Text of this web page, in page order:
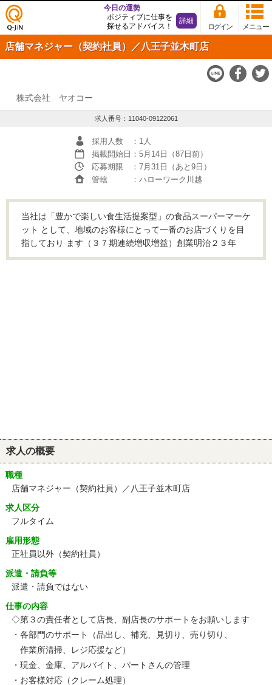
仕事
探し
の求
Q-JiN
メニュー
ログイン
今日の運勢
ポジティブに仕事を
探せるアドバイス！
詳細
店舗マネジャー（契約社員）／八王子並木町店
株式会社 ヤオコー
求人番号：11040-09122061
採用人数
：1人
掲載開始日 ：5月14日（87日前）
応募期限
：7月31日（あと9日）
管轄
：ハローワーク川越
当社は「豊かで楽しい食生活提案型」の食品スーパーマーケ
ット として、地域のお客様にとって一番のお店づくりを目
指しており ます（３７期連続増収増益）創業明治２３年
求人の概要
職種
店舗マネジャー（契約社員）／八王子並木町店
求人区分
フルタイム
雇用形態
正社員以外（契約社員）
派遣・請負等
派遣・請負ではない
仕事の内容
◇第３の責任者として店長、副店長のサポートをお願いします
・各部門のサポート（品出し、補充、見切り、売り切り、
作業所清掃、レジ応援など）
・現金、金庫、アルバイト、パートさんの管理
・お客様対応（クレーム処理）